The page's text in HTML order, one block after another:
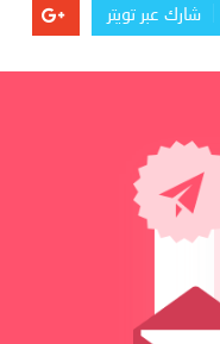
شارك عبر تويتر